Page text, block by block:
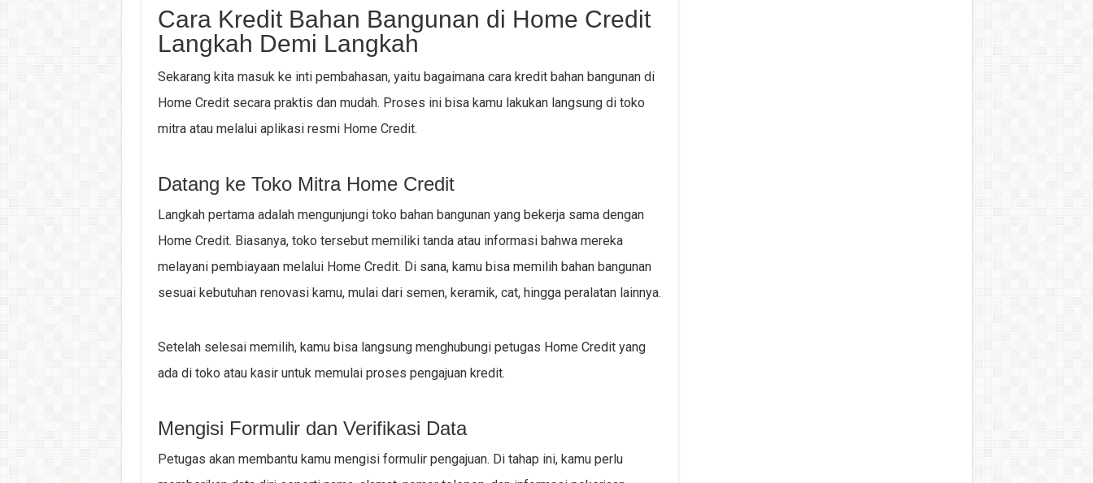
Cara Kredit Bahan Bangunan di Home Credit
Langkah Demi Langkah
Sekarang kita masuk ke inti pembahasan, yaitu bagaimana cara kredit bahan bangunan di
Home Credit secara praktis dan mudah. Proses ini bisa kamu lakukan langsung di toko
mitra atau melalui aplikasi resmi Home Credit.
Datang ke Toko Mitra Home Credit
Langkah pertama adalah mengunjungi toko bahan bangunan yang bekerja sama dengan
Home Credit. Biasanya, toko tersebut memiliki tanda atau informasi bahwa mereka
melayani pembiayaan melalui Home Credit. Di sana, kamu bisa memilih bahan bangunan
sesuai kebutuhan renovasi kamu, mulai dari semen, keramik, cat, hingga peralatan lainnya.
Setelah selesai memilih, kamu bisa langsung menghubungi petugas Home Credit yang
ada di toko atau kasir untuk memulai proses pengajuan kredit.
Mengisi Formulir dan Verifikasi Data
Petugas akan membantu kamu mengisi formulir pengajuan. Di tahap ini, kamu perlu